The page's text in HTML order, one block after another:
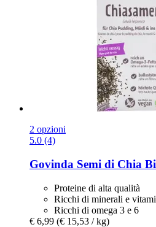
2 opzioni
5.0 (4)
Govinda Semi di Chia
Proteine di alta qualità
Ricchi di minerali e
Ricchi di omega 3 e 6
€ 6,99 (€ 15,53 / kg)